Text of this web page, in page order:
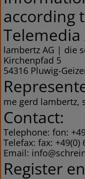
according
Telemedia
lambertz AG | die
Kirchenpfad 5
54316 Pluwig-
me gerd lambertz,
Contact:
Telephone: fon:
Telefax: fax: +49(0)
Email:
Register